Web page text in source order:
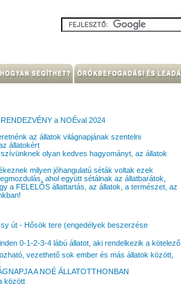
a NOÉval 2024
az állatok világnapjának szentelni
állatokért
olyan kedves hagyományt, az állatok
milyen jóhangulatú séták voltak ezek
ahol együtt sétálnak az állatbarátok,
a FELELŐS állattartás, az állatok, a természet, az
út - Hősök tere (engedélyek beszerzése
0-1-2-3-4 lábú állatot, aki rendelkezik a kötelező
vezethető sok ember és más állatok között,
A NOÉ ÁLLATOTTHONBAN
között